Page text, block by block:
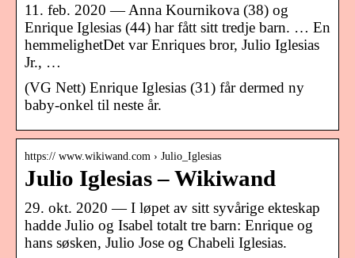
11. feb. 2020 — Anna Kournikova (38) og
Enrique Iglesias (44) har fått sitt tredje barn. … En
hemmelighetDet var Enriques bror, Julio Iglesias
Jr., …
(VG Nett) Enrique Iglesias (31) får dermed ny
baby-onkel til neste år.
https:// www.wikiwand.com › Julio_Iglesias
Julio Iglesias – Wikiwand
29. okt. 2020 — I løpet av sitt syvårige ekteskap
hadde Julio og Isabel totalt tre barn: Enrique og
hans søsken, Julio Jose og Chabeli Iglesias.